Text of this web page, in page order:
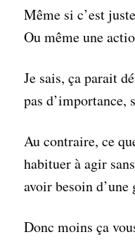
Même si c’est
Ou même une
Je sais, ça parait
pas d’importance,
Au contraire, ce
habituer à agir
avoir besoin
Donc moins ça